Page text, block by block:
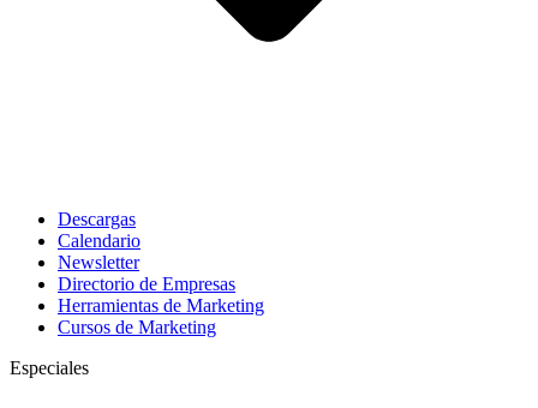
Descargas
Calendario
Newsletter
Directorio de Empresas
Herramientas de Marketing
Cursos de Marketing
Especiales